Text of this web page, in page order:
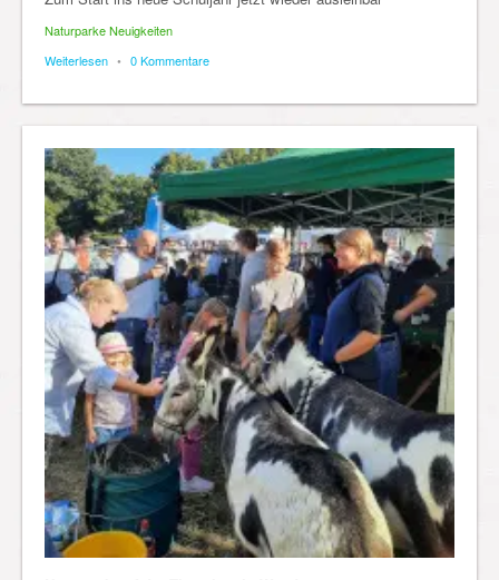
Naturparke Neuigkeiten
Weiterlesen • 0 Kommentare